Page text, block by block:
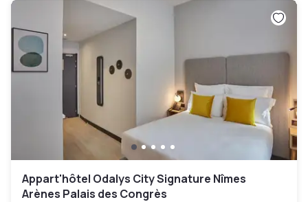
Appart'hôtel Odalys City Signature Nîmes
Arènes Palais des Congrès